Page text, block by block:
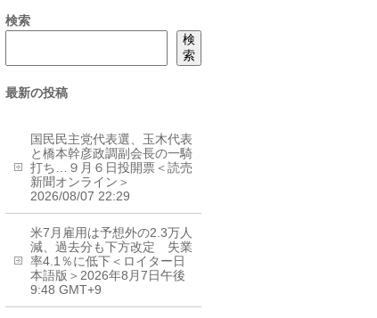
検索
検
索
最新の投稿
国民民主党代表選、玉木代表
と橋本幹彦政調副会長の一騎
打ち…９月６日投開票＜読売
新聞オンライン＞
2026/08/07 22:29
米7月雇用は予想外の2.3万人
減、過去分も下方改定 失業
率4.1％に低下＜ロイター日
本語版＞2026年8月7日午後
9:48 GMT+9